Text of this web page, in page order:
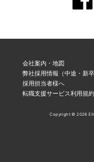
会社案内・地図
弊社採用情報（中途・新卒
採用担当者様へ
転職支援サービス利用規約
Copyright © 2026